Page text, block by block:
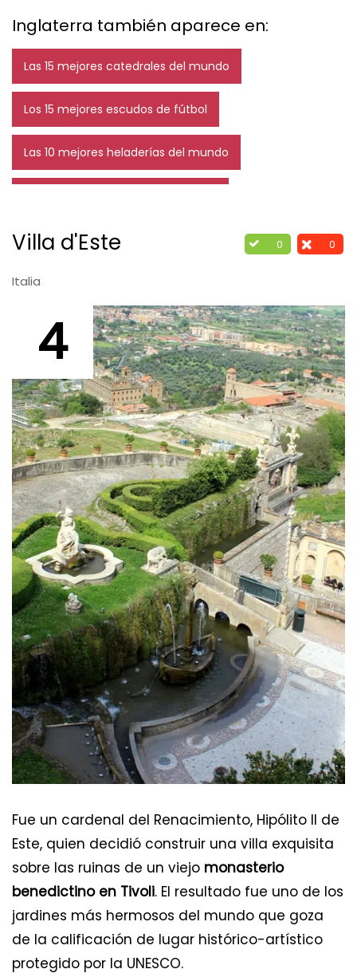
Inglaterra también aparece en:
Las 15 mejores catedrales del mundo
Los 15 mejores escudos de fútbol
Las 10 mejores heladerías del mundo
0 0
Villa d'Este
Italia
4
Fue un cardenal del Renacimiento, Hipólito II de
Este, quien decidió construir una villa exquisita
sobre las ruinas de un viejo monasterio
benedictino en Tivoli. El resultado fue uno de los
jardines más hermosos del mundo que goza
de la calificación de lugar histórico-artístico
protegido por la UNESCO.